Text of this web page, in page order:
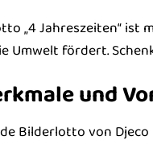
„4 Jahreszeiten“ ist
Umwelt fördert.
und
Bilderlotto von